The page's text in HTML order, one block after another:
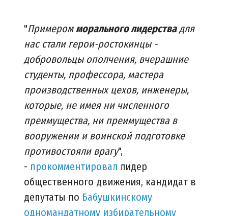
"Примеромморального лидерствадля
нас стали герои-ростокинцы -
добровольцы ополчения, вчерашние
студенты, профессора, мастера
производственных цехов, инженеры,
которые, не имея ни численного
преимущества, ни преимущества в
вооружении и воинской подготовке
противостояли врагу",
- прокомментировал лидер
общественного движения, кандидат в
депутаты по Бабушкинскому
одномандатному избирательному